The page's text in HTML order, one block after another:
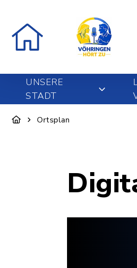
UNSERE
STADT
Ortsplan